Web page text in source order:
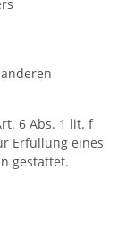
6 Abs. 1 lit. f
Erfüllung eines
gestattet.